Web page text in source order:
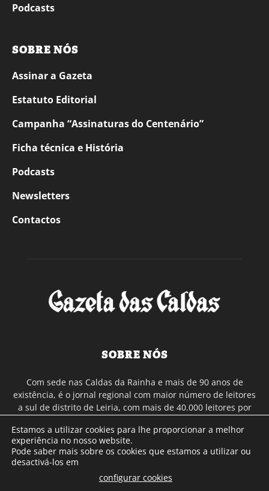
Podcasts
SOBRE NÓS
Assinar a Gazeta
Estatuto Editorial
Campanha “Assinaturas do Centenário”
Ficha técnica e História
Podcasts
Newsletters
Contactos
SOBRE NÓS
Com sede nas Caldas da Rainha e mais de 90 anos de
existência, é o jornal regional com maior número de leitores
a sul de distrito de Leiria, com mais de 40.000 leitores por
Continental e assinatura online.
SIGA-NOS
Estamos a utilizar cookies para lhe proporcionar a melhor
experiência no nosso website.
Pode saber mais sobre os cookies que estamos a utilizar ou
desactivá-los em
configurar cookies